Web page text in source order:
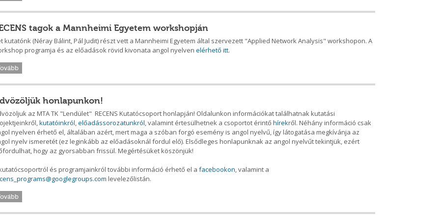
tagok a Mannheimi Egyetem workshopján
kutatónk (Néray Bálint, Pál Judit) részt vett a Mannheimi Egyetem által szervezett "Applied Network Analysis" workshopon. A
programja és az előadások rövid kivonata angol nyelvenelérhető itt.
honlapunkon!
az MTA TK "Lendület" RECENS Kutatócsoport honlapján! Oldalunkon információkat találhatnak kutatási
kutatóinkról,előadássorozatunkról, valamint értesülhetnek a csoportot érintőhírekről. Néhány információ csak
nyelven érhető el, általában azért, mert maga a szóban forgó esemény is angol nyelvű, így látogatása megkívánja az
nyelv ismeretét (ez leginkább az előadásoknál fordul elő). Elsődleges honlapunknak az angol nyelvűt tekintjük, ezért
hogy az gyorsabban frissül. Megértésüket köszönjük!
és programjainkról további információ érhető el afacebookon, valamint a
levelezőlistán.